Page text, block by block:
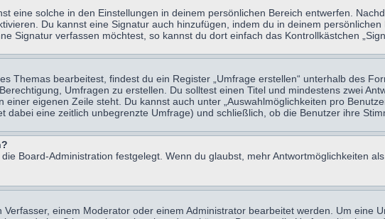
eine solche in den Einstellungen in deinem persönlichen Bereich entwerfen.
Du kannst eine Signatur auch hinzufügen, indem du in deinem
Signatur verfassen möchtest, so kannst du dort einfach das Kontrollkästchen
Themas bearbeitest, findest du ein Register „Umfrage erstellen“ unterhalb des
Umfragen zu erstellen. Du solltest einen Titel und mindestens zwei
eigenen Zeile steht. Du kannst auch unter „Auswahlmöglichkeiten pro
eine zeitlich unbegrenzte Umfrage) und schließlich, ob die Benutzer ihre
Board-Administration festgelegt. Wenn du glaubst, mehr Antwortmöglichkeiten
einem Moderator oder einem Administrator bearbeitet werden. Um eine